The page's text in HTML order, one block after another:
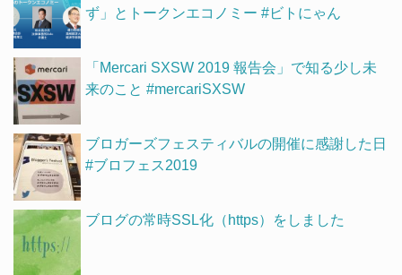
ず」とトークンエコノミー #ビトにゃん
「Mercari SXSW 2019 報告会」で知る少し未
来のこと #mercariSXSW
ブロガーズフェスティバルの開催に感謝した日
#ブロフェス2019
ブログの常時SSL化（https）をしました